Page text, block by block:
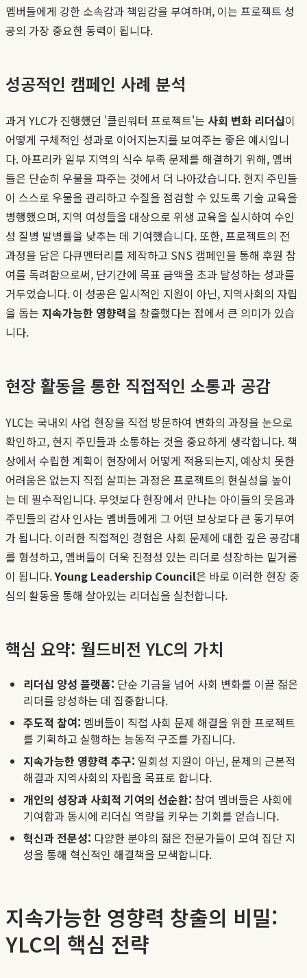
멤버들에게 강한 소속감과 책임감을 부여하며, 이는 프로젝트 성
공의 가장 중요한 동력이 됩니다.
성공적인 캠페인 사례 분석
과거 YLC가 진행했던 '클린워터 프로젝트'는 사회 변화 리더십이
어떻게 구체적인 성과로 이어지는지를 보여주는 좋은 예시입니
다. 아프리카 일부 지역의 식수 부족 문제를 해결하기 위해, 멤버
들은 단순히 우물을 파주는 것에서 더 나아갔습니다. 현지 주민들
이 스스로 우물을 관리하고 수질을 점검할 수 있도록 기술 교육을
병행했으며, 지역 여성들을 대상으로 위생 교육을 실시하여 수인
성 질병 발병률을 낮추는 데 기여했습니다. 또한, 프로젝트의 전
과정을 담은 다큐멘터리를 제작하고 SNS 캠페인을 통해 후원 참
여를 독려함으로써, 단기간에 목표 금액을 초과 달성하는 성과를
거두었습니다. 이 성공은 일시적인 지원이 아닌, 지역사회의 자립
을 돕는 지속가능한 영향력을 창출했다는 점에서 큰 의미가 있습
니다.
현장 활동을 통한 직접적인 소통과 공감
YLC는 국내외 사업 현장을 직접 방문하여 변화의 과정을 눈으로
확인하고, 현지 주민들과 소통하는 것을 중요하게 생각합니다. 책
상에서 수립한 계획이 현장에서 어떻게 적용되는지, 예상치 못한
어려움은 없는지 직접 살피는 과정은 프로젝트의 현실성을 높이
는 데 필수적입니다. 무엇보다 현장에서 만나는 아이들의 웃음과
주민들의 감사 인사는 멤버들에게 그 어떤 보상보다 큰 동기부여
가 됩니다. 이러한 직접적인 경험은 사회 문제에 대한 깊은 공감대
를 형성하고, 멤버들이 더욱 진정성 있는 리더로 성장하는 밑거름
이 됩니다.Young Leadership Council은 바로 이러한 현장 중
심의 활동을 통해 살아있는 리더십을 실천합니다.
핵심 요약: 월드비전 YLC의 가치
리더십 양성 플랫폼: 단순 기금을 넘어 사회 변화를 이끌 젊은
리더를 양성하는 데 집중합니다.
주도적 참여: 멤버들이 직접 사회 문제 해결을 위한 프로젝트
를 기획하고 실행하는 능동적 구조를 가집니다.
지속가능한 영향력 추구: 일회성 지원이 아닌, 문제의 근본적
해결과 지역사회의 자립을 목표로 합니다.
개인의 성장과 사회적 기여의 선순환: 참여 멤버들은 사회에
기여함과 동시에 리더십 역량을 키우는 기회를 얻습니다.
혁신과 전문성: 다양한 분야의 젊은 전문가들이 모여 집단 지
성을 통해 혁신적인 해결책을 모색합니다.
지속가능한 영향력 창출의 비밀:
YLC의 핵심 전략